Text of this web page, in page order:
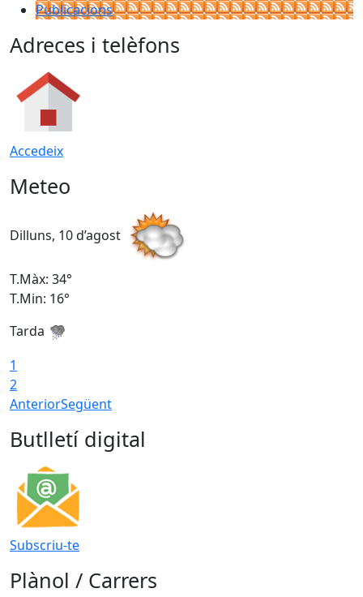
Publicacions
Adreces i telèfons
Accedeix
Meteo
Dilluns, 10 d’agost
T.Màx: 34°
T.Min: 16°
Tarda
1
2
AnteriorSegüent
Butlletí digital
Subscriu-te
Plànol / Carrers